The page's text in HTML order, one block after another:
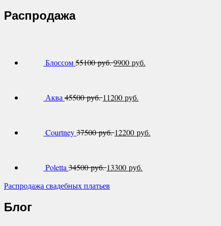
Распродажа
Блоссом55100 руб.9900 руб.
Аква45500 руб. 11200 руб.
Courtney37500 руб. 12200 руб.
Poletta34500 руб. 13300 руб.
Распродажа свадебных платьев
Блог